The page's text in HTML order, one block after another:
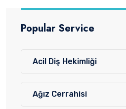
Popular Service
Acil Diş Hekimliği
Ağız Cerrahisi